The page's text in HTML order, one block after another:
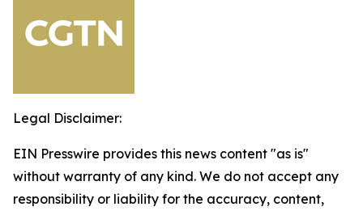
Legal Disclaimer:
EIN Presswire provides this news content "as is"
without warranty of any kind. We do not accept any
responsibility or liability for the accuracy, content,